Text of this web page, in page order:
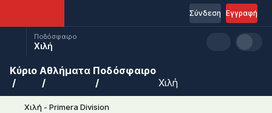
Εγγραφή
Σύνδεση
Ποδόσφαιρο
Χιλή
Κύριο Αθλήματα Ποδόσφαιρο
Χιλή
Χιλή - Primera Division